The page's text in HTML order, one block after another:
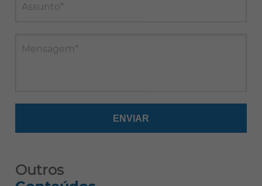
Assunto*
Mensagem*
Outros